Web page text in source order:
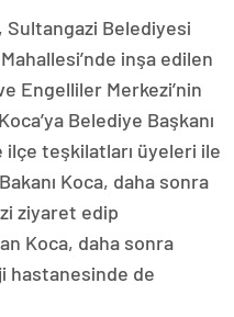
Sultangazi Belediyesi
inşa edilen
Engelliler Merkezi’nin
Belediye Başkanı
teşkilatları üyeleri ile
Koca, daha sonra
ziyaret edip
Koca, daha sonra
hastanesinde de